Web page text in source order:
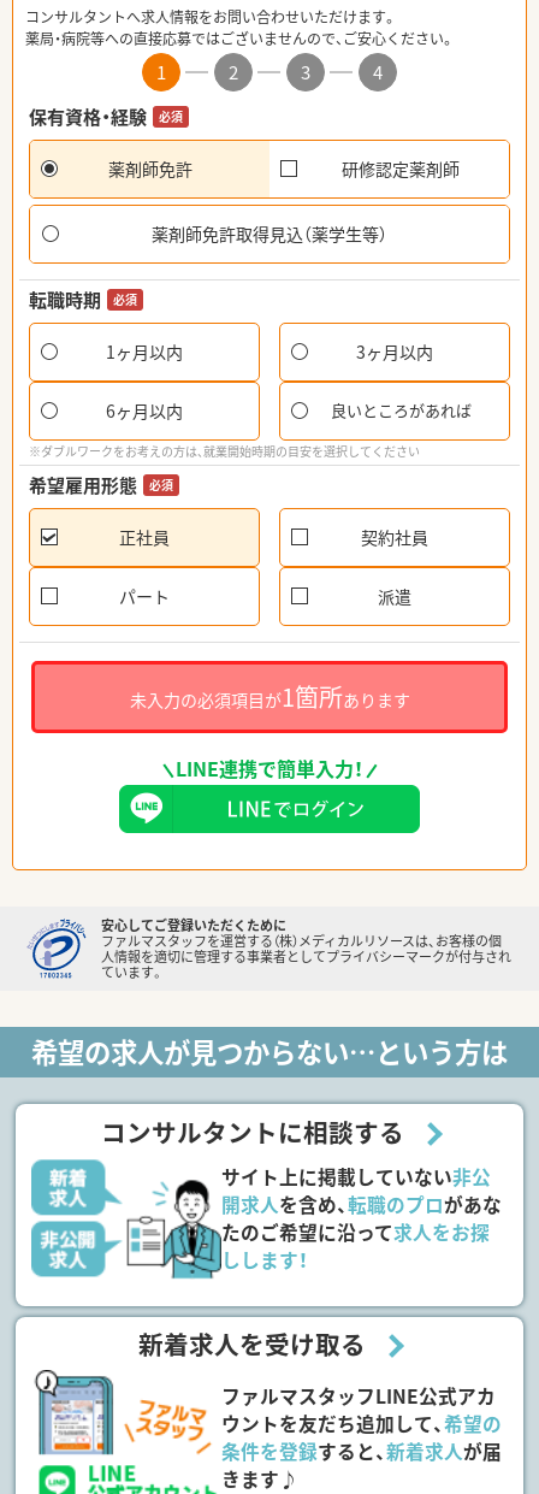
コンサルタントへ求人情報をお問い合わせいただけます。
薬局・病院等への直接応募ではございませんので、ご安心ください。
1 2 3
4
保有資格・経験
必須
薬剤師免許 研修認定薬剤師
薬剤師免許取得見込（薬学生等）
転職時期 必須
1ヶ月以内 3ヶ月以内
6ヶ月以内 良いところがあれば
※ダブルワークをお考えの方は、就業開始時期の目安を選択してください
希望雇用形態 必須
正社員 契約社員
パート 派遣
未入力の必須項目が1箇所あります
LINE連携で簡単入力！
安心してご登録いただくために
ファルマスタッフを運営する（株）メディカルリソースは、お客様の個
人情報を適切に管理する事業者としてプライバシーマークが付与され
ています。
希望の求人が見つからない…という方は
コンサルタントに相談する
サイト上に掲載していない非公
開求人を含め、転職のプロがあな
たのご希望に沿って求人をお探
しします！
新着求人を受け取る
ファルマスタッフLINE公式アカ
ウントを友だち追加して、希望の
条件を登録すると、新着求人が届
きます♪